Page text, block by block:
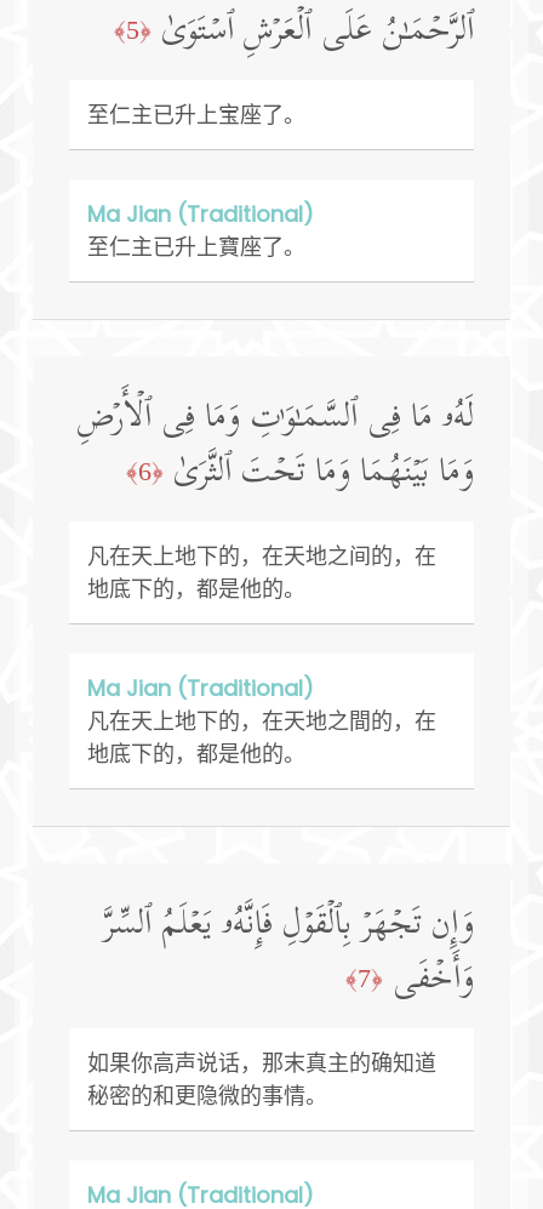
ٱلرَّحۡمَـٰنُ عَلَى ٱلۡعَرۡشِ ٱسۡتَوَىٰ ﴿5﴾
至仁主已升上宝座了。
Ma Jian (Traditional)
至仁主已升上寶座了。
لَهُۥ مَا فِی ٱلسَّمَـٰوَ ٰ⁠تِ وَمَا فِی ٱلۡأَرۡضِ
وَمَا بَیۡنَهُمَا وَمَا تَحۡتَ ٱلثَّرَىٰ ﴿6﴾
凡在天上地下的，在天地之间的，在
地底下的，都是他的。
Ma Jian (Traditional)
凡在天上地下的，在天地之間的，在
地底下的，都是他的。
وَإِن تَجۡهَرۡ بِٱلۡقَوۡلِ فَإِنَّهُۥ یَعۡلَمُ ٱلسِّرَّ
وَأَخۡفَى ﴿7﴾
如果你高声说话，那末真主的确知道
秘密的和更隐微的事情。
Ma Jian (Traditional)